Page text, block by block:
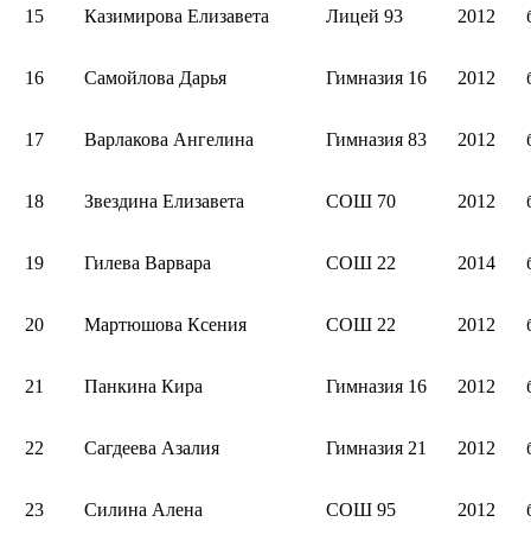
15 Казимирова Елизавета Лицей 93 2012
16 Самойлова Дарья Гимназия 16 2012
17 Варлакова Ангелина Гимназия 83 2012
18 Звездина Елизавета СОШ 70 2012
19 Гилева Варвара СОШ 22 2014
20 Мартюшова Ксения СОШ 22 2012
21 Панкина Кира Гимназия 16 2012
22 Сагдеева Азалия Гимназия 21 2012
23 Силина Алена СОШ 95 2012